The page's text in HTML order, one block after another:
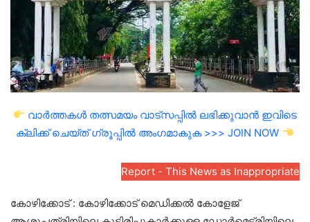
വാർത്തകൾ തത്സമയം വാട്സപ്പിൽ ലഭിക്കുവാൻ ഇവിടെ
ക്ലിക്ക് ചെയ്ത് ഗ്രൂപ്പിൽ അംഗമാകുക >>> JOIN NOW
Report - This News as Inappropriate
കോഴിക്കോട് : കോഴിക്കോട് മെഡിക്കൽ കോളേജ്